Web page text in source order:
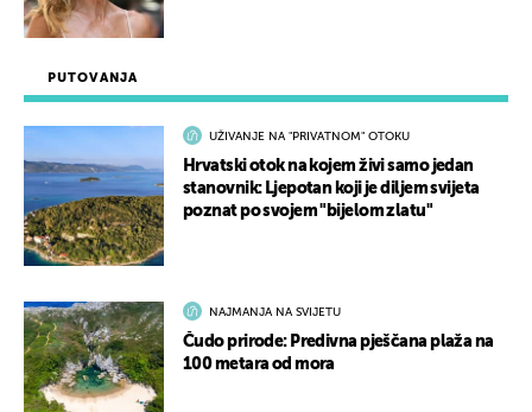
PUTOVANJA
UŽIVANJE NA "PRIVATNOM" OTOKU
Hrvatski otok na kojem živi samo jedan
stanovnik: Ljepotan koji je diljem svijeta
poznat po svojem "bijelom zlatu"
NAJMANJA NA SVIJETU
Čudo prirode: Predivna pješčana plaža na
100 metara od mora